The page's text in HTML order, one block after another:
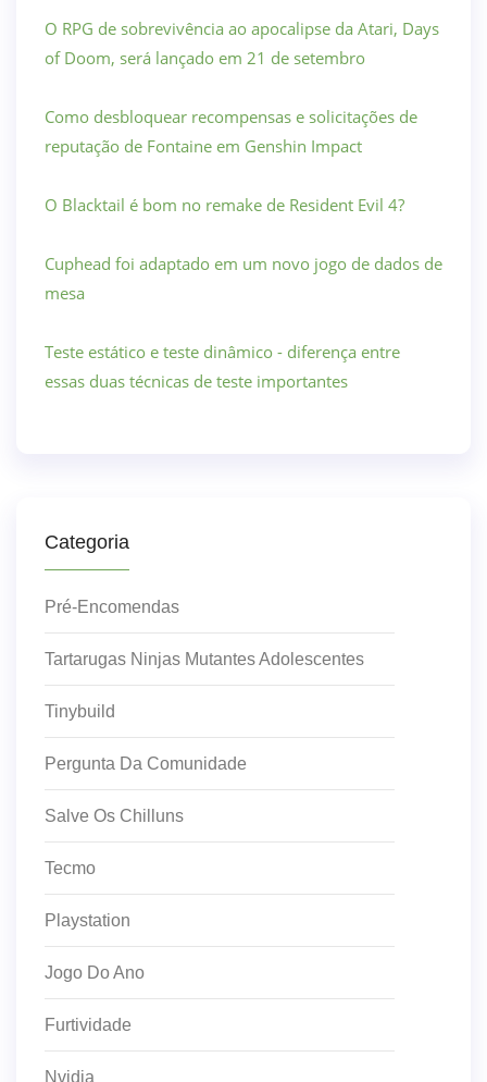
O RPG de sobrevivência ao apocalipse da Atari, Days
of Doom, será lançado em 21 de setembro
Como desbloquear recompensas e solicitações de
reputação de Fontaine em Genshin Impact
O Blacktail é bom no remake de Resident Evil 4?
Cuphead foi adaptado em um novo jogo de dados de
mesa
Teste estático e teste dinâmico - diferença entre
essas duas técnicas de teste importantes
Categoria
Pré-Encomendas
Tartarugas Ninjas Mutantes Adolescentes
Tinybuild
Pergunta Da Comunidade
Salve Os Chilluns
Tecmo
Playstation
Jogo Do Ano
Furtividade
Nvidia